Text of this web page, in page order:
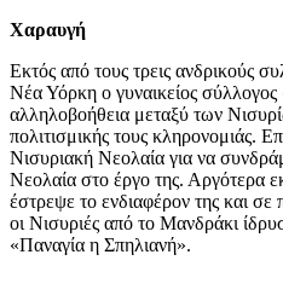
Χαραυγή
Εκτός από τους τρεις ανδρικούς
Νέα Υόρκη ο γυναικείος
αλληλοβοήθεια μεταξύ των
πολιτισμικής τους κληρονομιάς.
Νισυριακή Νεολαία για να
Νεολαία στο έργο της. Αργότερα
έστρεψε το ενδιαφέρον της και
οι Νισυριές από το Μανδράκι
«Παναγία η Σπηλιανή».